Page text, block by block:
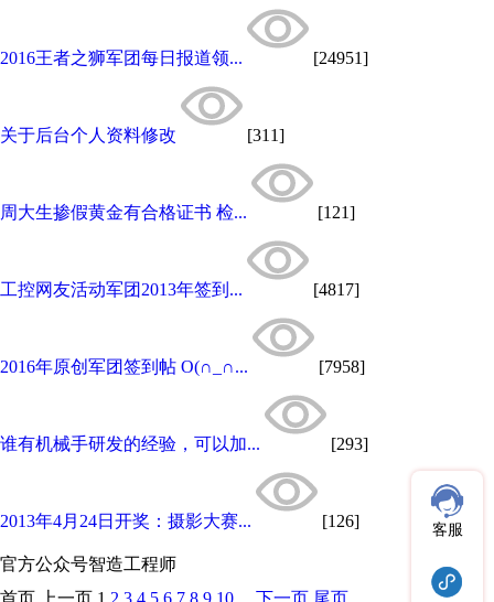
2016王者之狮军团每日报道领... [24951]
关于后台个人资料修改 [311]
周大生掺假黄金有合格证书 检... [121]
工控网友活动军团2013年签到... [4817]
2016年原创军团签到帖 O(∩_∩... [7958]
谁有机械手研发的经验，可以加... [293]
2013年4月24日开奖：摄影大赛... [126]
官方公众号智造工程师
客服
首页 上一页 1 2 3 4 5 6 7 8 9 10 下一页 尾页